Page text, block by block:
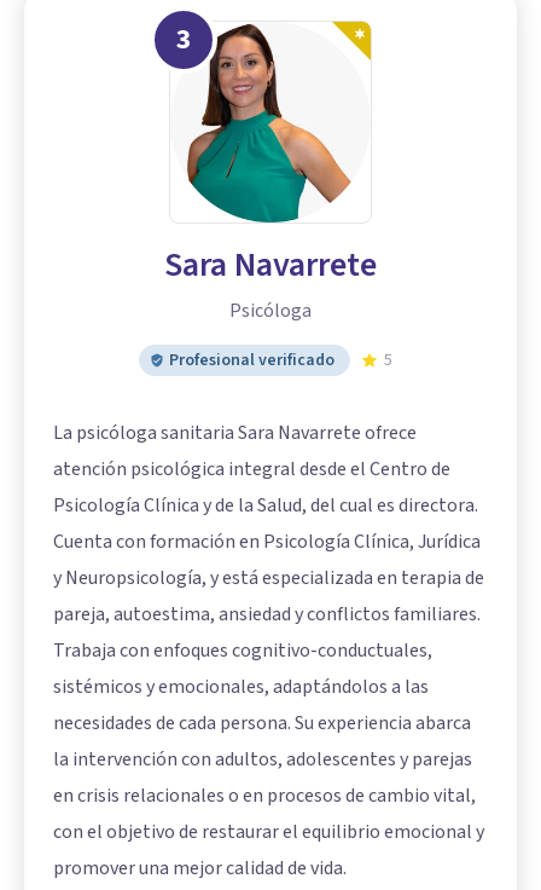
3
Sara Navarrete
Psicóloga
Profesional verificado 5
La psicóloga sanitaria Sara Navarrete ofrece
atención psicológica integral desde el Centro de
Psicología Clínica y de la Salud, del cual es directora.
Cuenta con formación en Psicología Clínica, Jurídica
y Neuropsicología, y está especializada en terapia de
pareja, autoestima, ansiedad y conflictos familiares.
Trabaja con enfoques cognitivo-conductuales,
sistémicos y emocionales, adaptándolos a las
necesidades de cada persona. Su experiencia abarca
la intervención con adultos, adolescentes y parejas
en crisis relacionales o en procesos de cambio vital,
con el objetivo de restaurar el equilibrio emocional y
promover una mejor calidad de vida.